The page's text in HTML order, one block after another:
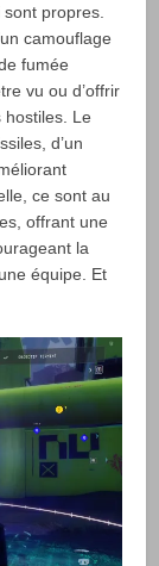
propres.
camouflage
fumée
vu ou d’offrir
Le
d’un
ce sont au
offrant une
la
équipe. Et